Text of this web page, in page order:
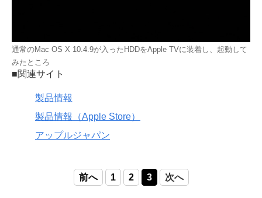
通常のMac OS X 10.4.9が入ったHDDをApple TVに装着し、起動して
みたところ
■関連サイト
製品情報
製品情報（Apple Store）
アップルジャパン
前へ 1 2 3 次へ